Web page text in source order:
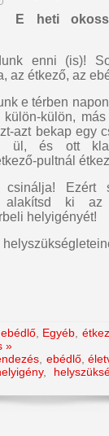
E heti
enni (is)!
az étkező, az
e térben
külön,
azt bekap egy
ül, és ott
pultnál
csinálja! Ezért
alakítsd ki az
helyigényét!
ebédlő, Egyéb ,
»
ebédlő,
,